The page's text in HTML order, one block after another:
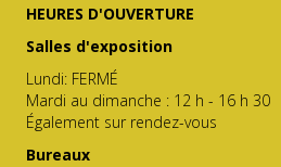
HEURES D'OUVERTURE
Salles d'exposition
Lundi: FERMÉ
Mardi au dimanche : 12 h - 16 h 30
Également sur rendez-vous
Bureaux